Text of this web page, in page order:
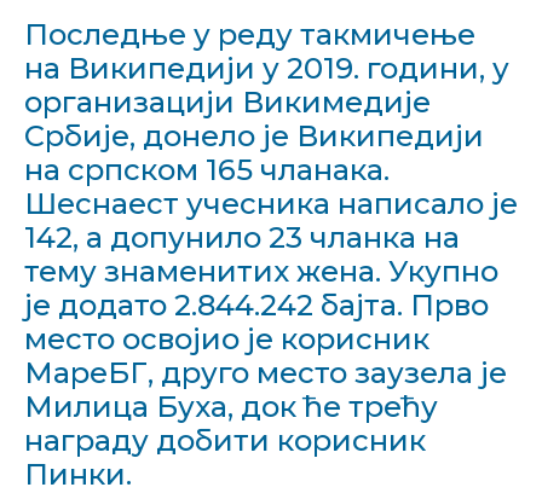
Последње у реду такмичење
на Википедији у 2019. години, у
организацији Викимедије
Србије, донело је Википедији
на српском 165 чланака.
Шеснаест учесника написало је
142, а допунило 23 чланка на
тему знаменитих жена. Укупно
је додато 2.844.242 бајта. Прво
место освојио је корисник
МареБГ, друго место заузела је
Милица Буха, док ће трећу
награду добити корисник
Пинки.